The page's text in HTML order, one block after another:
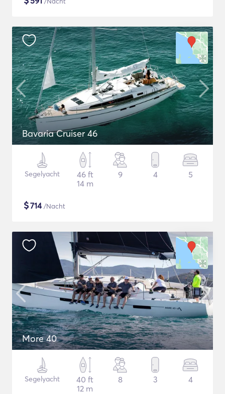
Bavaria Cruiser 46
Segelyacht
46 ft
14 m
9 4 5
$714/Nacht
More 40
Segelyacht
40 ft
12 m
8 3 4